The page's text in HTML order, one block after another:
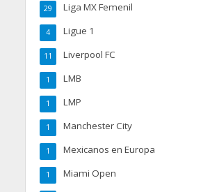
Liga MX Femenil
29
Ligue 1
4
Liverpool FC
11
LMB
1
LMP
1
Manchester City
1
Mexicanos en Europa
1
Miami Open
1